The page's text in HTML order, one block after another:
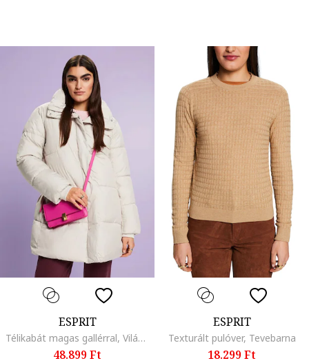
ESPRIT
Télikabát magas gallérral, Világosbézs
48.899 Ft
ESPRIT
Texturált pulóver, Tevebarna
18.299 Ft